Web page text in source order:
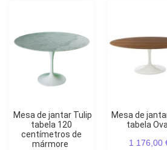
Mesa de jantar Tulip
tabela 120
centímetros de
mármore
Mesa de jantar Tulip
tabela
1 176,00